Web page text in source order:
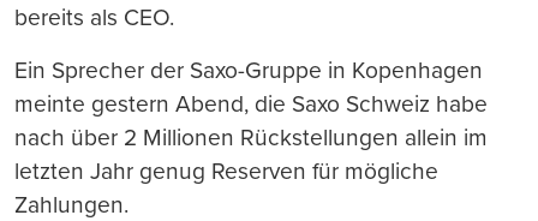
bereits als CEO.
Ein Sprecher der Saxo-Gruppe in Kopenhagen
meinte gestern Abend, die Saxo Schweiz habe
nach über 2 Millionen Rückstellungen allein im
letzten Jahr genug Reserven für mögliche
Zahlungen.